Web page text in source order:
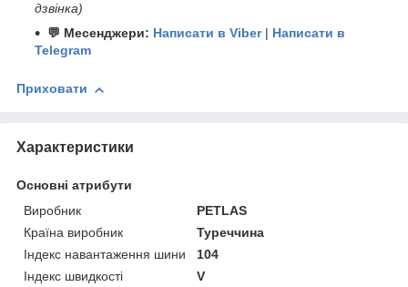
дзвінка)
💬 Месенджери: Написати в Viber| Написати в
Telegram
Приховати
Характеристики
Основні атрибути
Виробник
PETLAS
Країна виробник
Туреччина
Індекс навантаження шини
104
Індекс швидкості
V